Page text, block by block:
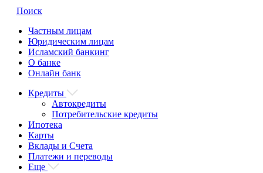
Поиск
Частным лицам
Юридическим лицам
Исламский банкинг
О банке
Онлайн банк
Кредиты
Автокредиты
Потребительские кредиты
Ипотека
Карты
Вклады и Счета
Платежи и переводы
Еще